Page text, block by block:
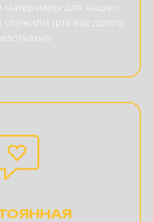
материалы для наших
служили для вас долго